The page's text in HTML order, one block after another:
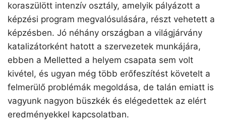
koraszülött intenzív osztály, amelyik pályázott a
képzési program megvalósulására, részt vehetett a
képzésben. Jó néhány országban a világjárvány
katalizátorként hatott a szervezetek munkájára,
ebben a Melletted a helyem csapata sem volt
kivétel, és ugyan még több erőfeszítést követelt a
felmerülő problémák megoldása, de talán emiatt is
vagyunk nagyon büszkék és elégedettek az elért
eredményekkel kapcsolatban.